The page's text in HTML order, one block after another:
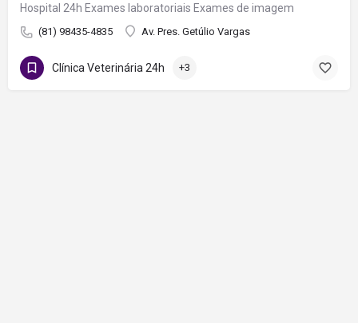
Hospital 24h Exames laboratoriais Exames de imagem
(81) 98435-4835 Av. Pres. Getúlio Vargas
Clínica Veterinária 24h +3